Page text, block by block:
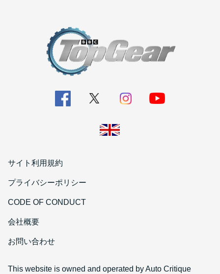
サイト利用規約
プライバシーポリシー
CODE OF CONDUCT
会社概要
お問い合わせ
This website is owned and operated by Auto Critique